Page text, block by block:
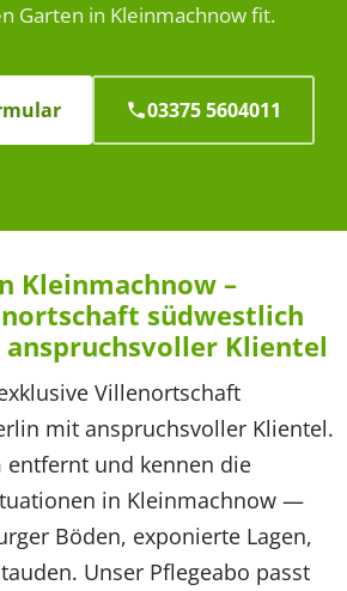
Garten in Kleinmachnow fit.
03375 5604011
Kleinmachnow –
südwestlich
Klientel
Villenortschaft
mit anspruchsvoller Klientel.
und kennen die
in Kleinmachnow —
Böden, exponierte Lagen,
Unser Pflegeabo passt